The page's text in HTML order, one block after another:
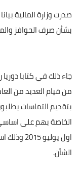
صدرت وزارة المالية
بشأن صرف الحوافز
من قيام العديد من
بتقديم التماسات
الخاصة بهم على
اول
الشأن.